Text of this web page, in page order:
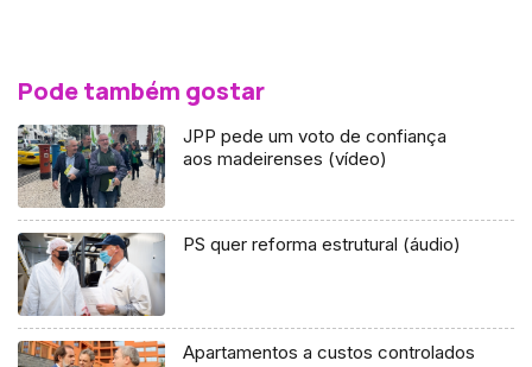
Pode também gostar
JPP pede um voto de confiança
aos madeirenses (vídeo)
PS quer reforma estrutural (áudio)
Apartamentos a custos controlados